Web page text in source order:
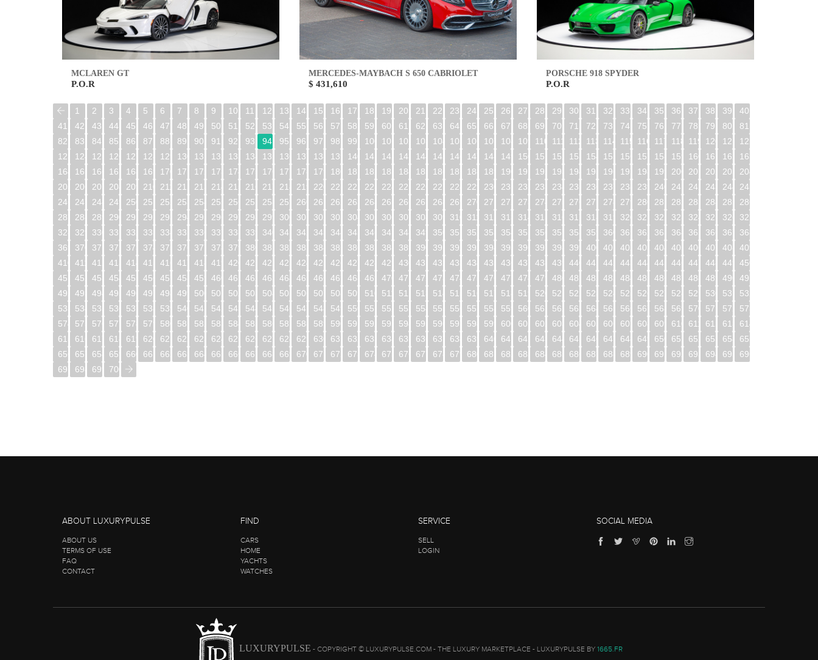
MCLAREN GT
P.O.R
MERCEDES-MAYBACH S 650 CABRIOLET
$ 431,610
PORSCHE 918 SPYDER
P.O.R
1 2 3 4 5 6 7 8 9 10 11 12 13 14 15 16 17 18 19 20 21 22 23 24 25 26 27 28 29 30 31 32 33 34 35 36 37 38 39
40
41
42 43 44 45 46 47 48 49 50 51 52 53 54 55 56 57 58 59 60 61 62 63 64 65 66 67 68 69 70 71 72 73 74 75 76 77 78 79 80
81
82
83 84 85 86 87 88 89 90 91 92 93 94 95 96 97 98 99 100 101 102 103 104 105 106 107 108 109 110 111 112 113 114 115 116 117 118 119 120 121
122
123
124 125 126 127 128 129 130 131 132 133 134 135 136 137 138 139 140 141 142 143 144 145 146 147 148 149 150 151 152 153 154 155 156 157 158 159 160 161 162
163
164
165 166 167 168 169 170 171 172 173 174 175 176 177 178 179 180 181 182 183 184 185 186 187 188 189 190 191 192 193 194 195 196 197 198 199 200 201 202 203
204
205
206 207 208 209 210 211 212 213 214 215 216 217 218 219 220 221 222 223 224 225 226 227 228 229 230 231 232 233 234 235 236 237 238 239 240 241 242 243 244
245
246
247 248 249 250 251 252 253 254 255 256 257 258 259 260 261 262 263 264 265 266 267 268 269 270 271 272 273 274 275 276 277 278 279 280 281 282 283 284 285
286
287
288 289 290 291 292 293 294 295 296 297 298 299 300 301 302 303 304 305 306 307 308 309 310 311 312 313 314 315 316 317 318 319 320 321 322 323 324 325 326
327
328
329 330 331 332 333 334 335 336 337 338 339 340 341 342 343 344 345 346 347 348 349 350 351 352 353 354 355 356 357 358 359 360 361 362 363 364 365 366 367
368
369
370 371 372 373 374 375 376 377 378 379 380 381 382 383 384 385 386 387 388 389 390 391 392 393 394 395 396 397 398 399 400 401 402 403 404 405 406 407 408
409
410
411 412 413 414 415 416 417 418 419 420 421 422 423 424 425 426 427 428 429 430 431 432 433 434 435 436 437 438 439 440 441 442 443 444 445 446 447 448 449
450
451
452 453 454 455 456 457 458 459 460 461 462 463 464 465 466 467 468 469 470 471 472 473 474 475 476 477 478 479 480 481 482 483 484 485 486 487 488 489 490
491
492
493 494 495 496 497 498 499 500 501 502 503 504 505 506 507 508 509 510 511 512 513 514 515 516 517 518 519 520 521 522 523 524 525 526 527 528 529 530 531
532
533
534 535 536 537 538 539 540 541 542 543 544 545 546 547 548 549 550 551 552 553 554 555 556 557 558 559 560 561 562 563 564 565 566 567 568 569 570 571 572
573
574
575 576 577 578 579 580 581 582 583 584 585 586 587 588 589 590 591 592 593 594 595 596 597 598 599 600 601 602 603 604 605 606 607 608 609 610 611 612 613
614
615
616 617 618 619 620 621 622 623 624 625 626 627 628 629 630 631 632 633 634 635 636 637 638 639 640 641 642 643 644 645 646 647 648 649 650 651 652 653 654
655
656
657 658 659 660 661 662 663 664 665 666 667 668 669 670 671 672 673 674 675 676 677 678 679 680 681 682 683 684 685 686 687 688 689 690 691 692 693 694 695
696
697
698 699 700
ABOUT LUXURYPULSE
ABOUT US
TERMS OF USE
FAQ
CONTACT
FIND
CARS
HOME
YACHTS
WATCHES
SERVICE
SELL
LOGIN
SOCIAL MEDIA
LUXURYPULSE - COPYRIGHT © LUXURYPULSE.COM - THE LUXURY MARKETPLACE - LUXURYPULSE BY 1665.FR